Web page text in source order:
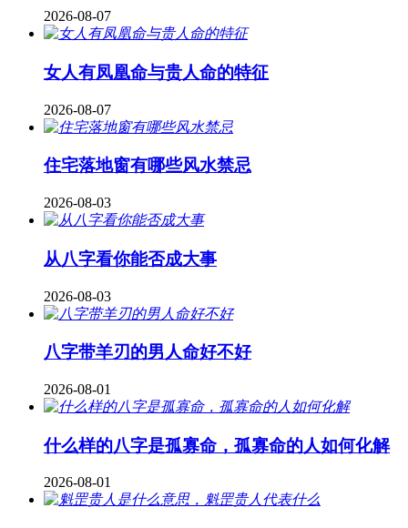
2026-08-07
女人有凤凰命与贵人命的特征
2026-08-07
住宅落地窗有哪些风水禁忌
2026-08-03
从八字看你能否成大事
2026-08-03
八字带羊刃的男人命好不好
2026-08-01
什么样的八字是孤寡命，孤寡命的人如何化解
2026-08-01